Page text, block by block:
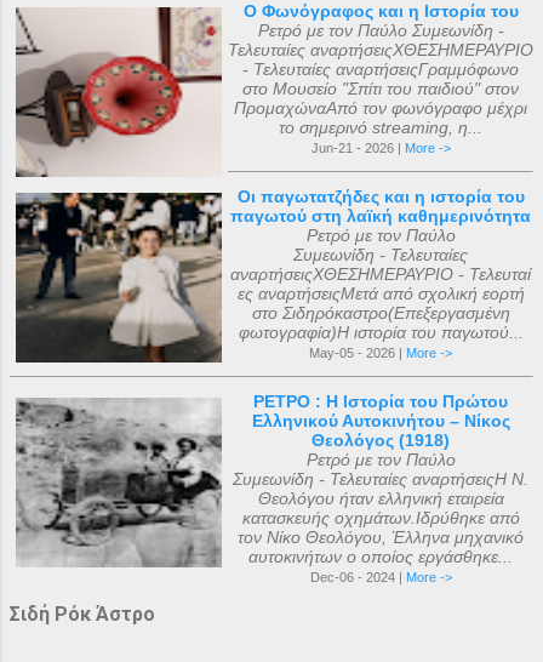
Ο Φωνόγραφος και η Ιστορία του
Ρετρό με τον Παύλο Συμεωνίδη -
Τελευταίες αναρτήσειςΧΘΕΣΗΜΕΡΑΥΡΙΟ
- Τελευταίες αναρτήσειςΓραμμόφωνο
στο Μουσείο "Σπίτι του παιδιού" στον
ΠρομαχώναΑπό τον φωνόγραφο μέχρι
το σημερινό streaming, η...
Jun-21 - 2026 | More ->
Οι παγωτατζήδες και η ιστορία του
παγωτού στη λαϊκή καθημερινότητα
Ρετρό με τον Παύλο
Συμεωνίδη - Τελευταίες
αναρτήσειςΧΘΕΣΗΜΕΡΑΥΡΙΟ - Τελευταί
ες αναρτήσειςΜετά από σχολική εορτή
στο Σιδηρόκαστρο(Επεξεργασμένη
φωτογραφία)Η ιστορία του παγωτού...
May-05 - 2026 | More ->
ΡΕΤΡΟ : Η Ιστορία του Πρώτου
Ελληνικού Αυτοκινήτου – Νίκος
Θεολόγος (1918)
Ρετρό με τον Παύλο
Συμεωνίδη - Τελευταίες αναρτήσειςΗ Ν.
Θεολόγου ήταν ελληνική εταιρεία
κατασκευής οχημάτων.Ιδρύθηκε από
τον Νίκο Θεολόγου, Έλληνα μηχανικό
αυτοκινήτων ο οποίος εργάσθηκε...
Dec-06 - 2024 | More ->
Σιδή Ρόκ Άστρο